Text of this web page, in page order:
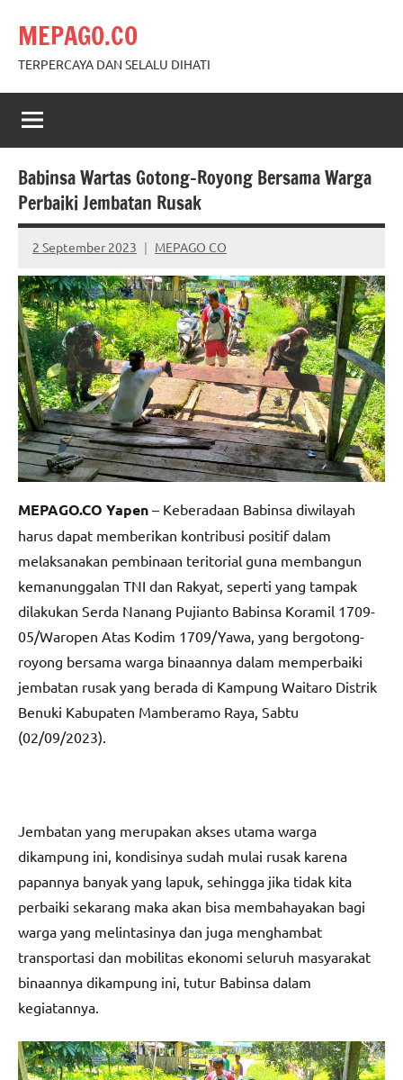
content
MEPAGO.CO
TERPERCAYA DAN SELALU DIHATI
Babinsa Wartas Gotong-Royong Bersama Warga
Perbaiki Jembatan Rusak
2 September 2023 MEPAGO CO
No
comments
MEPAGO.CO Yapen – Keberadaan Babinsa diwilayah
harus dapat memberikan kontribusi positif dalam
melaksanakan pembinaan teritorial guna membangun
kemanunggalan TNI dan Rakyat, seperti yang tampak
dilakukan Serda Nanang Pujianto Babinsa Koramil 1709-
05/Waropen Atas Kodim 1709/Yawa, yang bergotong-
royong bersama warga binaannya dalam memperbaiki
jembatan rusak yang berada di Kampung Waitaro Distrik
Benuki Kabupaten Mamberamo Raya, Sabtu
(02/09/2023).
Jembatan yang merupakan akses utama warga
dikampung ini, kondisinya sudah mulai rusak karena
papannya banyak yang lapuk, sehingga jika tidak kita
perbaiki sekarang maka akan bisa membahayakan bagi
warga yang melintasinya dan juga menghambat
transportasi dan mobilitas ekonomi seluruh masyarakat
binaannya dikampung ini, tutur Babinsa dalam
kegiatannya.